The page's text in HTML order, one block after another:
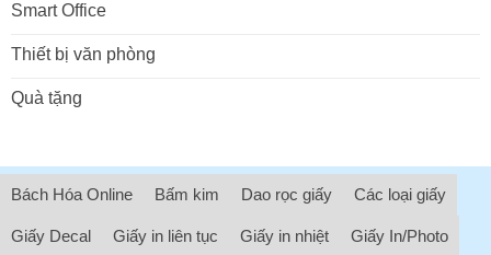
Smart Office
Thiết bị văn phòng
Quà tặng
Bách Hóa Online Bấm kim Dao rọc giấy Các loại giấy
Giấy Decal Giấy in liên tục Giấy in nhiệt Giấy In/Photo